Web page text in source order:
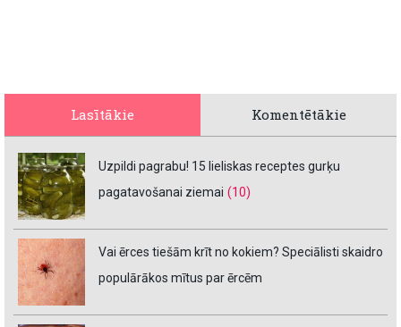
Lasītākie Komentētākie
Uzpildi pagrabu! 15 lieliskas receptes gurķu
pagatavošanai ziemai (10)
Vai ērces tiešām krīt no kokiem? Speciālisti skaidro
populārākos mītus par ērcēm